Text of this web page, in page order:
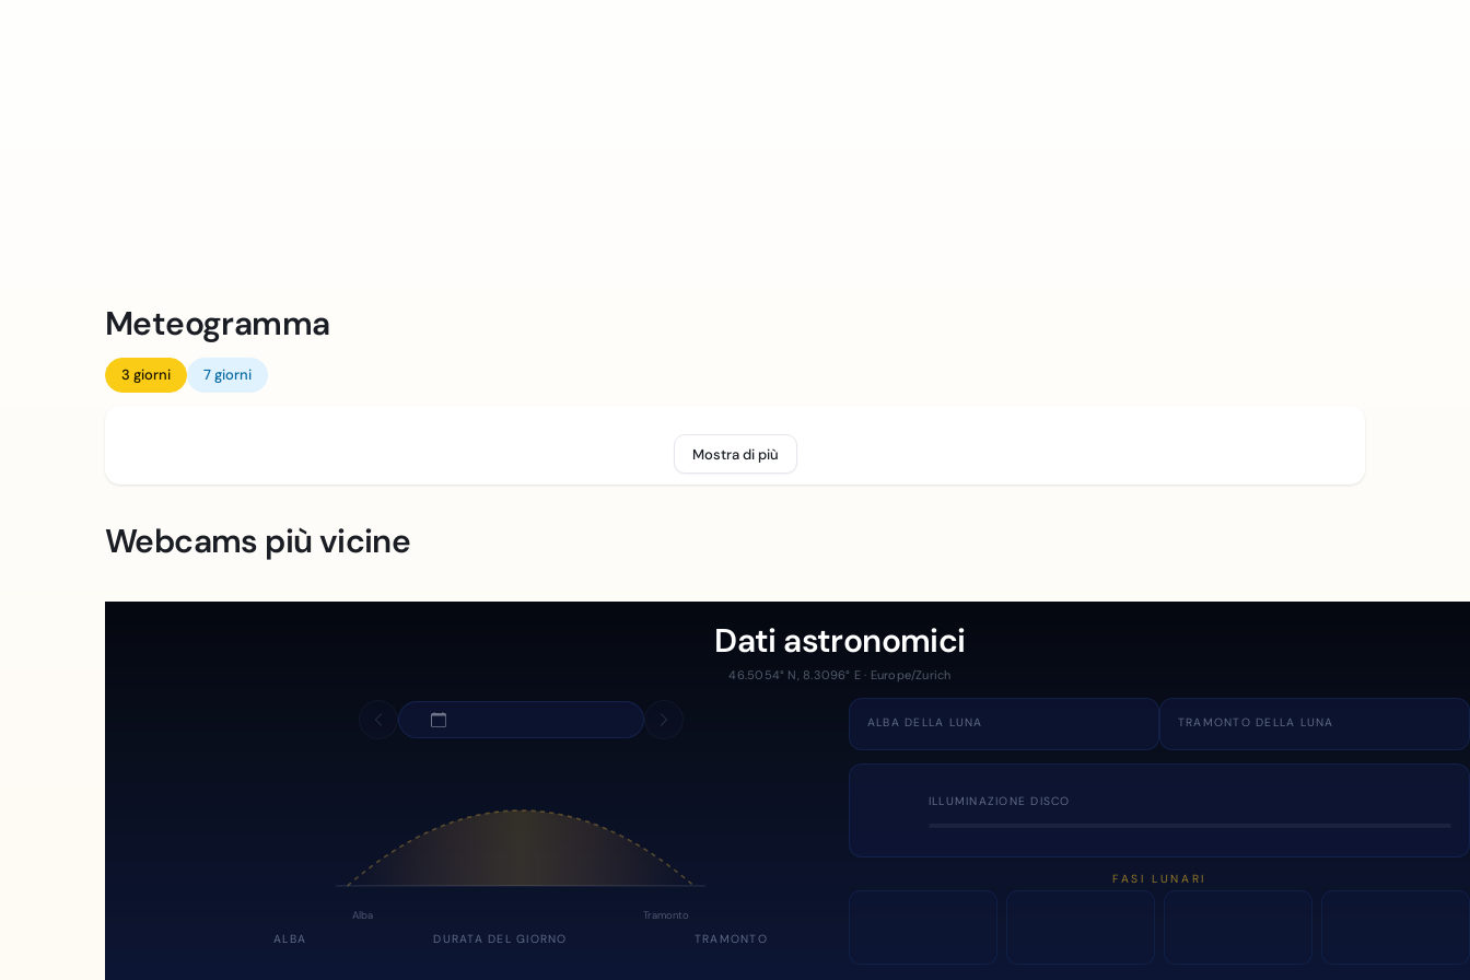
Meteogramma
3 giorni 7 giorni
Mostra di più
Webcams più vicine
Dati astronomici
46.5054° N, 8.3096° E · Europe/Zurich
Alba Tramonto
ALBA DURATA DEL GIORNO TRAMONTO
ALBA DELLA LUNA TRAMONTO DELLA LUNA
ILLUMINAZIONE DISCO
FASI LUNARI